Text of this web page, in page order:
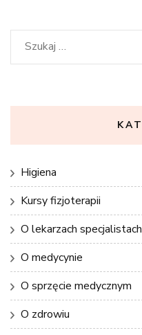
Szukaj:
Higiena
Kursy fizjoterapii
O lekarzach specjalistach
O medycynie
O sprzęcie medycznym
O zdrowiu